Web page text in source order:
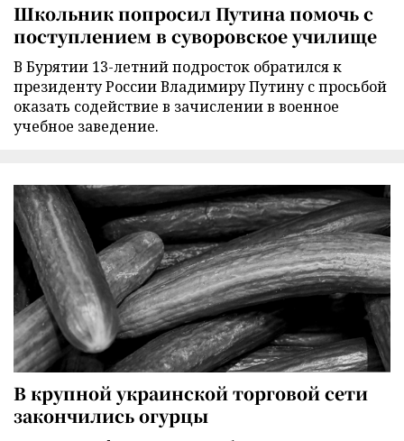
Школьник попросил Путина помочь с
поступлением в суворовское училище
В Бурятии 13-летний подросток обратился к
президенту России Владимиру Путину с просьбой
оказать содействие в зачислении в военное
учебное заведение.
В крупной украинской торговой сети
закончились огурцы